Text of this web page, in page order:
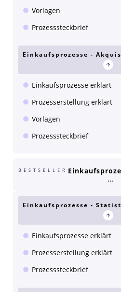
Vorlagen
Prozesssteckbrief
Einkaufsprozesse -
Einkaufsprozesse erklärt
Prozesserstellung erklärt
Vorlagen
Prozesssteckbrief
BESTSELLER
Einkaufsprozesse -
Einkaufsprozesse erklärt
Prozesserstellung erklärt
Prozesssteckbrief